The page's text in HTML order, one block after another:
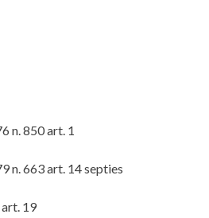
n. 850 art. 1
n. 663 art. 14 septies
19